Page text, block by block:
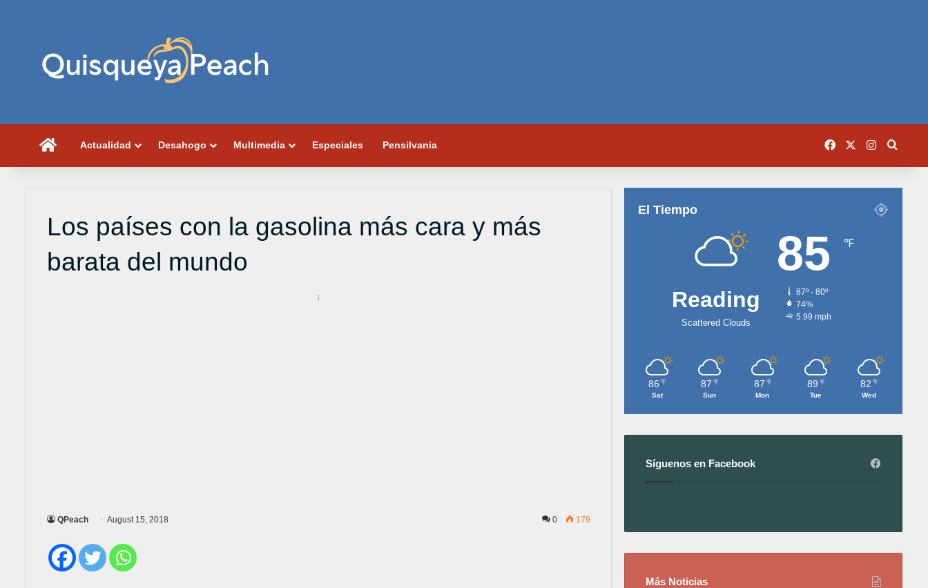
PortadaActualidad Desahogo Multimedia Especiales Pensilvania Facebook Instagram
Los países con la gasolina más cara y más
barata del mundo
1
QPeach August 15, 2018 0 179
El Tiempo
Reading
Scattered Clouds
85 ℉
87º - 80º
74%
5.99 mph
86 ℉
Sat
87 ℉
Sun
87 ℉
Mon
89 ℉
Tue
82 ℉
Wed
Síguenos en Facebook
Más Noticias